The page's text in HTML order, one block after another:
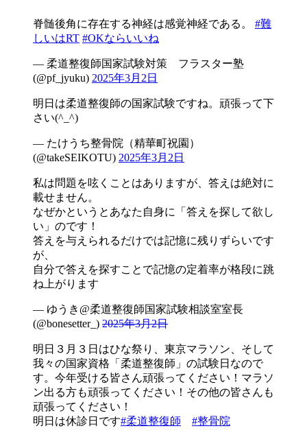
脊髄後角に存在する神経は感覚神経である。 #難
しいはRT #OKならいいね
— 柔道整復師国家試験対策 フラスター塾
(@pf_jyuku) 2025年3月2日
明日は柔道整復師の国家試験ですね。頑張って下
さい(^_^)
— たけうち整骨院（精華町祝園）
(@takeSEIKOTU) 2025年3月2日
私は問題を呟くことはありますが、答えは絶対に
載せません。
なぜかというとあなた自身に「答えを探して欲し
い」のです！
答えを与えられるだけでは記憶に残りずらいです
が、
自分で答えを探すことで記憶の定着率が格段に跳
ね上がります
— ゆうき@柔道整復師国家試験相談室室長
(@bonesetter_) 2025年3月2日
明日３月３日はひな祭り、東京マラソン、そして
我々の国家資格「柔道整復師」の試験日なので
す。今年受ける皆さん頑張ってください！マラソ
ン出る方も頑張ってください！その他の皆さんも
頑張ってください！
明日は休診日です#柔道整復師 #整骨院